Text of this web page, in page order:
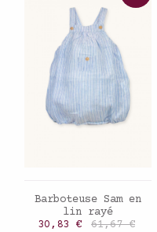
AJOUTER AU PANIER
Barboteuse Sam en
lin rayé
Prix
30,83 € Prix de base
61,67 €